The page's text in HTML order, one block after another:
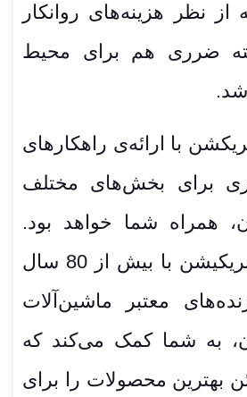
نظر هزینه‌های روانکار
ضرری هم برای محیط
با ارائه‌ی راهکارهای
برای بخش‌های مختلف
همراه شما خواهد بود.
شرکت کلوبر لوبریکیشن با بیش از 80 سال
همکاری با سازنده‌های معتبر ماشین‎‌آلات
به شما کمک می‌کند که
بهترین محصولات را برای